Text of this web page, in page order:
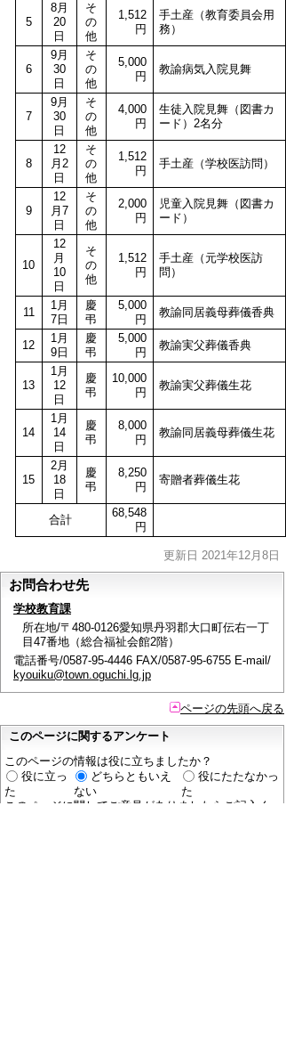
5
8月
20
日
そ
の
他
1,512
円
手土産（教育委員会用
務）
6
9月
30
日
そ
の
他
5,000
円
教諭病気入院見舞
7
9月
30
日
そ
の
他
4,000
円
生徒入院見舞（図書カ
ード）2名分
8
12
月2
日
そ
の
他
1,512
円
手土産（学校医訪問）
9
12
月7
日
そ
の
他
2,000
円
児童入院見舞（図書カ
ード）
10
12
月
10
日
そ
の
他
1,512
円
手土産（元学校医訪
問）
11
1月
7日
慶
弔
5,000
円
教諭同居義母葬儀香典
12
1月
9日
慶
弔
5,000
円
教諭実父葬儀香典
13
1月
12
日
慶
弔
10,000
円
教諭実父葬儀生花
14
1月
14
日
慶
弔
8,000
円
教諭同居義母葬儀生花
15
2月
18
日
慶
弔
8,250
円
寄贈者葬儀生花
合計
68,548
円
更新日 2021年12月8日
お問合わせ先
学校教育課
所在地/〒480-0126愛知県丹羽郡大口町伝右一丁
目47番地（総合福祉会館2階）
電話番号/0587-95-4446 FAX/0587-95-6755 E-mail/
kyouiku@town.oguchi.lg.jp
ページの先頭へ戻る
このページに関するアンケート
このページの情報は役に立ちましたか？
役に立っ
た
どちらともいえ
ない
役にたたなかっ
た
このページに関してご意見がありましたらご記入く